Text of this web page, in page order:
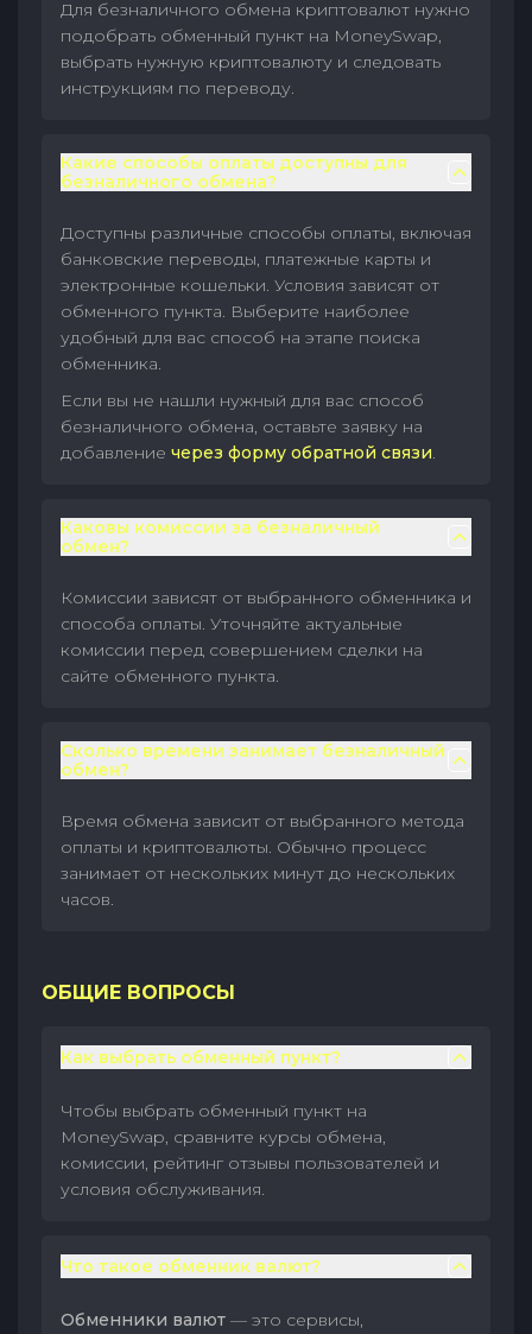
Для безналичного обмена криптовалют нужно
подобрать обменный пункт на MoneySwap,
выбрать нужную криптовалюту и следовать
инструкциям по переводу.
Какие способы оплаты доступны для
безналичного обмена?
Доступны различные способы оплаты, включая
банковские переводы, платежные карты и
электронные кошельки. Условия зависят от
обменного пункта. Выберите наиболее
удобный для вас способ на этапе поиска
обменника.
Если вы не нашли нужный для вас способ
безналичного обмена, оставьте заявку на
добавление через форму обратной связи.
Каковы комиссии за безналичный
обмен?
Комиссии зависят от выбранного обменника и
способа оплаты. Уточняйте актуальные
комиссии перед совершением сделки на
сайте обменного пункта.
Сколько времени занимает безналичный
обмен?
Время обмена зависит от выбранного метода
оплаты и криптовалюты. Обычно процесс
занимает от нескольких минут до нескольких
часов.
ОБЩИЕ ВОПРОСЫ
Как выбрать обменный пункт?
Чтобы выбрать обменный пункт на
MoneySwap, сравните курсы обмена,
комиссии, рейтинг отзывы пользователей и
условия обслуживания.
Что такое обменник валют?
Обменники валют — это сервисы,